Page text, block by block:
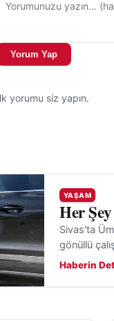
Yorum Yap
yorumu siz yapın.
YAŞAM
Her
Sivas'ta
gönüllü
Haberin